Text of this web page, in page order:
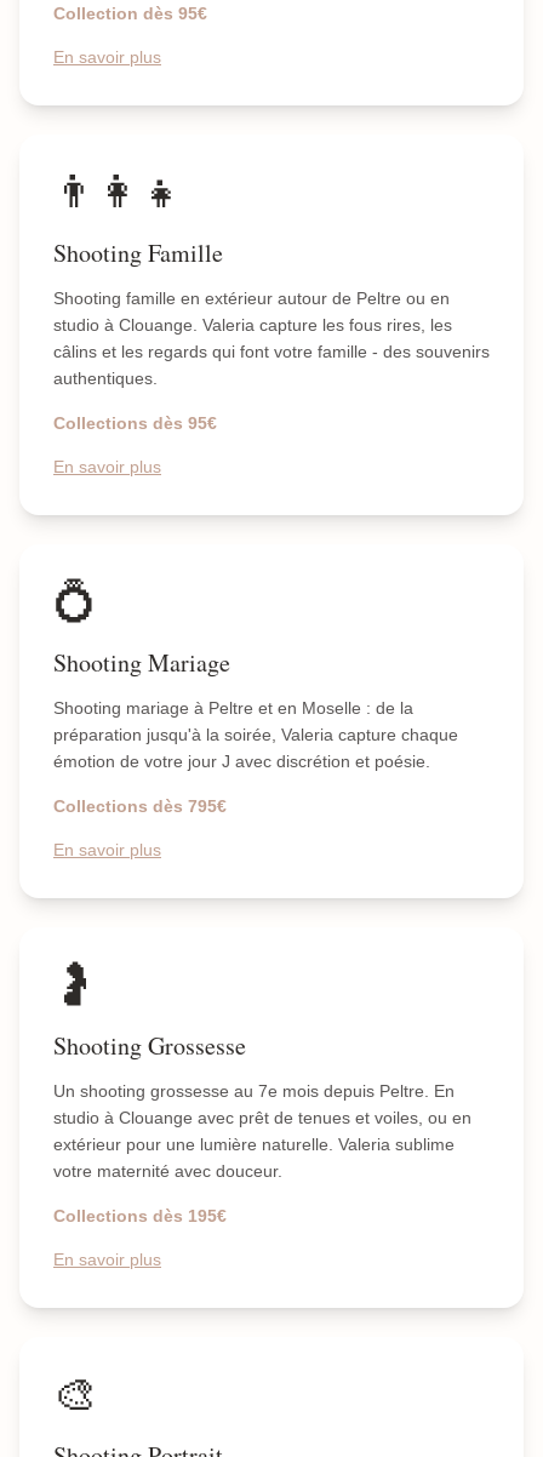
Collection dès 95€
En savoir plus
👨‍👩‍👧
Shooting Famille
Shooting famille en extérieur autour de Peltre ou en
studio à Clouange. Valeria capture les fous rires, les
câlins et les regards qui font votre famille - des souvenirs
authentiques.
Collections dès 95€
En savoir plus
💍
Shooting Mariage
Shooting mariage à Peltre et en Moselle : de la
préparation jusqu'à la soirée, Valeria capture chaque
émotion de votre jour J avec discrétion et poésie.
Collections dès 795€
En savoir plus
🤰
Shooting Grossesse
Un shooting grossesse au 7e mois depuis Peltre. En
studio à Clouange avec prêt de tenues et voiles, ou en
extérieur pour une lumière naturelle. Valeria sublime
votre maternité avec douceur.
Collections dès 195€
En savoir plus
🎨